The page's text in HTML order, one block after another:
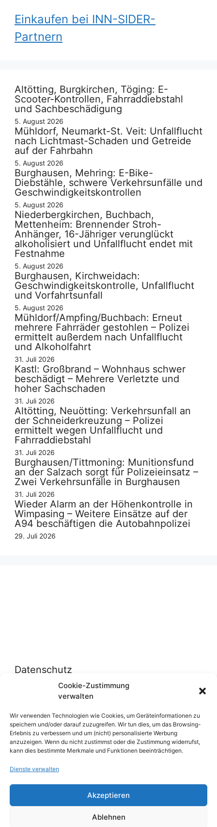
Cookie-Zustimmung
verwalten
Wir verwenden Technologien wie Cookies, um Geräteinformationen zu
speichern und/oder darauf zuzugreifen. Wir tun dies, um das Browsing-
Erlebnis zu verbessern und um (nicht) personalisierte Werbung
anzuzeigen. Wenn du nicht zustimmst oder die Zustimmung widerrufst,
kann dies bestimmte Merkmale und Funktionen beeinträchtigen.
Dienste verwalten
Akzeptieren
Ablehnen
Einkaufen bei INN-SIDER-
Partnern
Altötting, Burgkirchen, Töging: E-
Scooter-Kontrollen, Fahrraddiebstahl
und Sachbeschädigung
5. August 2026
Mühldorf, Neumarkt-St. Veit: Unfallflucht
nach Lichtmast-Schaden und Getreide
auf der Fahrbahn
5. August 2026
Burghausen, Mehring: E-Bike-
Diebstähle, schwere Verkehrsunfälle und
Geschwindigkeitskontrollen
5. August 2026
Niederbergkirchen, Buchbach,
Mettenheim: Brennender Stroh-
Anhänger, 16-Jähriger verunglückt
alkoholisiert und Unfallflucht endet mit
Festnahme
5. August 2026
Burghausen, Kirchweidach:
Geschwindigkeitskontrolle, Unfallflucht
und Vorfahrtsunfall
5. August 2026
Mühldorf/Ampfing/Buchbach: Erneut
mehrere Fahrräder gestohlen – Polizei
ermittelt außerdem nach Unfallflucht
und Alkoholfahrt
31. Juli 2026
Kastl: Großbrand – Wohnhaus schwer
beschädigt – Mehrere Verletzte und
hoher Sachschaden
31. Juli 2026
Altötting, Neuötting: Verkehrsunfall an
der Schneiderkreuzung – Polizei
ermittelt wegen Unfallflucht und
Fahrraddiebstahl
31. Juli 2026
Burghausen/Tittmoning: Munitionsfund
an der Salzach sorgt für Polizeieinsatz –
Zwei Verkehrsunfälle in Burghausen
31. Juli 2026
Wieder Alarm an der Höhenkontrolle in
Wimpasing – Weitere Einsätze auf der
A94 beschäftigen die Autobahnpolizei
29. Juli 2026
Datenschutz
Datenschutzerklärung
Cookie-Richtlinie (EU)
Über uns
Impressum
Werben auf inn-sider
Einkaufen bei INN-SIDER-Partnern